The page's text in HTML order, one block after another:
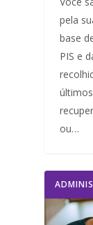
pela
base
PIS e
ou…